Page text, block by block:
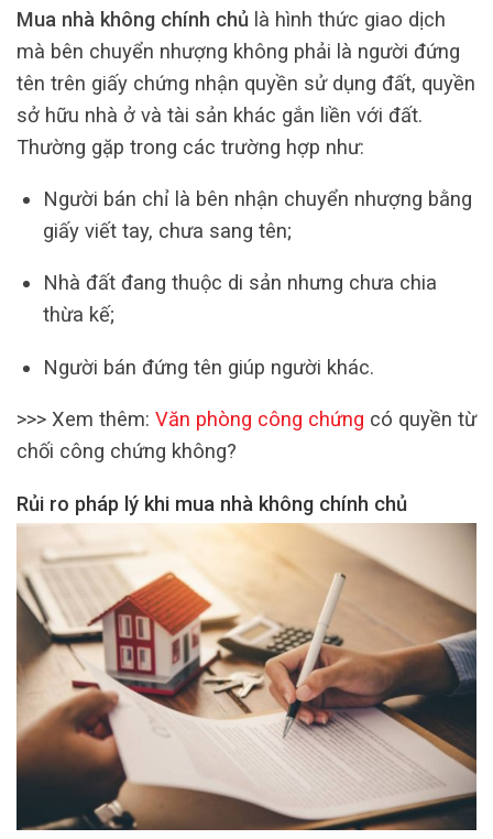
Mua nhà không chính chủ là hình thức giao dịch
mà bên chuyển nhượng không phải là người đứng
tên trên giấy chứng nhận quyền sử dụng đất, quyền
sở hữu nhà ở và tài sản khác gắn liền với đất.
Thường gặp trong các trường hợp như:
Người bán chỉ là bên nhận chuyển nhượng bằng
giấy viết tay, chưa sang tên;
Nhà đất đang thuộc di sản nhưng chưa chia
thừa kế;
Người bán đứng tên giúp người khác.
>>> Xem thêm: Văn phòng công chứng có quyền từ
chối công chứng không?
Rủi ro pháp lý khi mua nhà không chính chủ